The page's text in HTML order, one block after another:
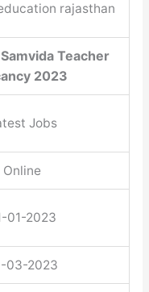
rajasthan
Teacher
2023
Jobs
Online
01-2023
03-2023